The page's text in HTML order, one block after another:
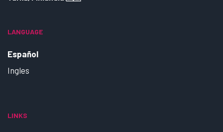
LANGUAGE
Español
Ingles
LINKS